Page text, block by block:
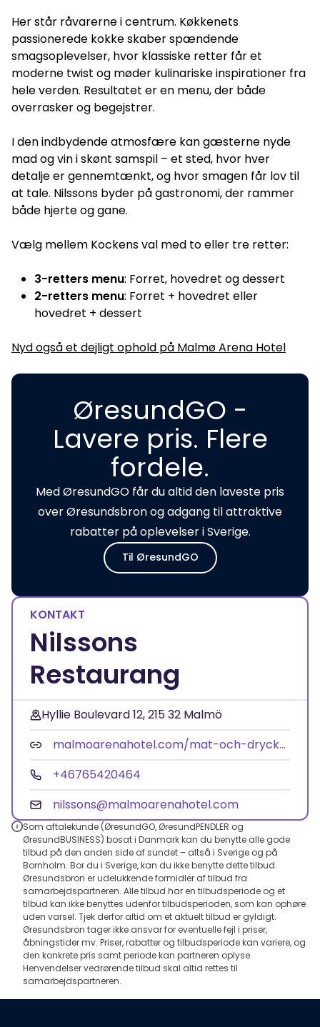
Her står råvarerne i centrum. Køkkenets
passionerede kokke skaber spændende
smagsoplevelser, hvor klassiske retter får et
moderne twist og møder kulinariske inspirationer fra
hele verden. Resultatet er en menu, der både
overrasker og begejstrer.
I den indbydende atmosfære kan gæsterne nyde
mad og vin i skønt samspil – et sted, hvor hver
detalje er gennemtænkt, og hvor smagen får lov til
at tale. Nilssons byder på gastronomi, der rammer
både hjerte og gane.
Vælg mellem Kockens val med to eller tre retter:
3-retters menu: Forret, hovedret og dessert
2-retters menu: Forret + hovedret eller
hovedret + dessert
Nyd også et dejligt ophold på Malmø Arena Hotel
ØresundGO -
Lavere pris. Flere
fordele.
Med ØresundGO får du altid den laveste pris
over Øresundsbron og adgang til attraktive
rabatter på oplevelser i Sverige.
Til ØresundGO
KONTAKT
Nilssons
Restaurang
Hyllie Boulevard 12, 215 32 Malmö
malmoarenahotel.com/mat-och-dryck/nilssons-restaurang-bar/
+46765420464
nilssons@malmoarenahotel.com
Som aftalekunde (ØresundGO, ØresundPENDLER og
ØresundBUSINESS) bosat i Danmark kan du benytte alle gode
tilbud på den anden side af sundet – altså i Sverige og på
Bornholm. Bor du i Sverige, kan du ikke benytte dette tilbud.
Øresundsbron er udelukkende formidler af tilbud fra
samarbejdspartneren. Alle tilbud har en tilbudsperiode og et
tilbud kan ikke benyttes udenfor tilbudsperioden, som kan ophøre
uden varsel. Tjek derfor altid om et aktuelt tilbud er gyldigt.
Øresundsbron tager ikke ansvar for eventuelle fejl i priser,
åbningstider mv. Priser, rabatter og tilbudsperiode kan variere, og
den konkrete pris samt periode kan partneren oplyse.
Henvendelser vedrørende tilbud skal altid rettes til
samarbejdspartneren.